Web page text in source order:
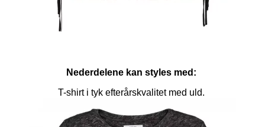
Nederdelene kan styles med:
T-shirt i tyk efterårskvalitet med uld.